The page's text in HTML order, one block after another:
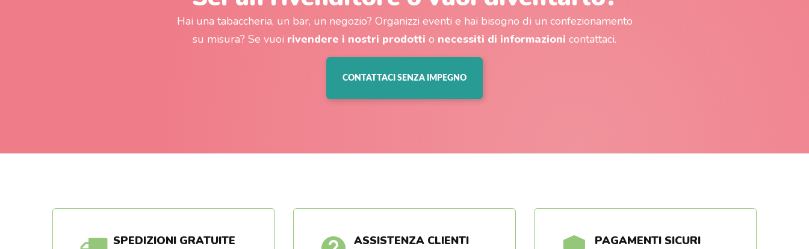
Hai una tabaccheria, un bar, un negozio? Organizzi eventi e hai bisogno di un confezionamento
su misura? Se vuoi rivendere i nostri prodotti o necessiti di informazioni contattaci.
CONTATTACI SENZA IMPEGNO
SPEDIZIONI GRATUITE ASSISTENZA CLIENTI PAGAMENTI SICURI